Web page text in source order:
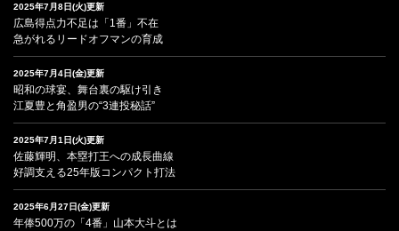
2025年7月8日(火)更新
広島得点力不足は「1番」不在
急がれるリードオフマンの育成
2025年7月4日(金)更新
昭和の球宴、舞台裏の駆け引き
江夏豊と角盈男の“3連投秘話”
2025年7月1日(火)更新
佐藤輝明、本塁打王への成長曲線
好調支える25年版コンパクト打法
2025年6月27日(金)更新
年俸500万の「4番」山本大斗とは